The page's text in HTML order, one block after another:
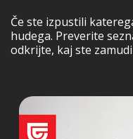
Če ste izpustili
hudega. Preverite
odkrijte, kaj ste